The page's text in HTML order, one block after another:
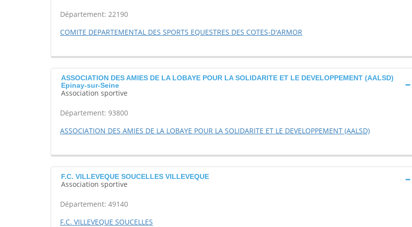
Département: 22190
COMITE DEPARTEMENTAL DES SPORTS EQUESTRES DES COTES-D'ARMOR
ASSOCIATION DES AMIES DE LA LOBAYE POUR LA SOLIDARITE ET LE DEVELOPPEMENT (AALSD)
Epinay-sur-Seine
Association sportive
Département: 93800
ASSOCIATION DES AMIES DE LA LOBAYE POUR LA SOLIDARITE ET LE DEVELOPPEMENT (AALSD)
F.C. VILLEVEQUE SOUCELLES VILLEVEQUE
Association sportive
Département: 49140
F.C. VILLEVEQUE SOUCELLES